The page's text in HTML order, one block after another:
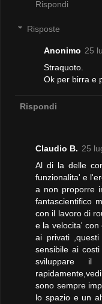
Rispondi
Risposte
Anonimo 25
Straquoto.
Ok per birra e
Rispondi
Claudio B. 25
Al di la delle
funzionalita' e
a non proporre
fantascientifico
con il lavoro di
e la velocita'
ai privati
sensibile ai
sviluppare il
sono sempre
lo spazio e un